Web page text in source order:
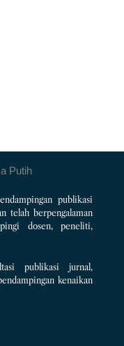
publikasi
telah berpengalaman
dosen, peneliti,
publikasi jurnal,
kenaikan